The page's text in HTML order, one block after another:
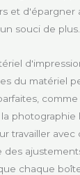
et d'épargner
souci de plus.
du matériel
travailler avec
des
chaque